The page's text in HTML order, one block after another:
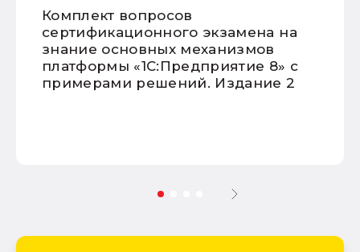
Комплект вопросов
сертификационного экзамена на
знание основных механизмов
платформы «1С:Предприятие 8» с
примерами решений. Издание 2